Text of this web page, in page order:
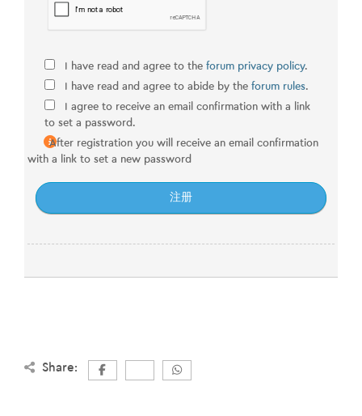
I have read and agree to the forum privacy policy.
I have read and agree to abide by the forum rules.
I agree to receive an email confirmation with a link
to set a password.
After registration you will receive an email confirmation
with a link to set a new password
Share: